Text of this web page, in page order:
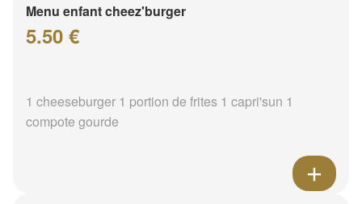
Menu enfant cheez'burger
5.50 €
1 cheeseburger 1 portion de frites 1 capri'sun 1
compote gourde